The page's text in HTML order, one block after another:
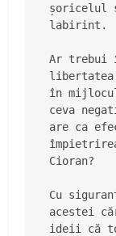
șoricelul
labirint.
Ar trebui
libertatea
în
ceva
are ca
Cioran?
Cu
acestei
ideii că